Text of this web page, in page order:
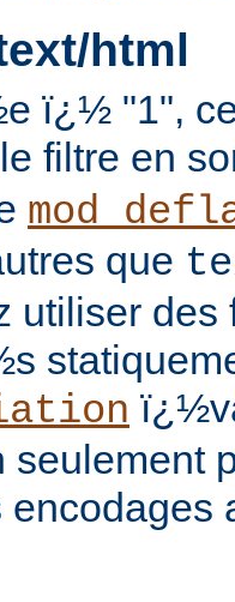
html
ï¿½ "1",
filtre en
que
des
seulement
encodages